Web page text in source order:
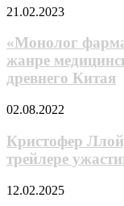
Wars
режим
Conquest
«Монолог
—
и
анонс
в
медицинского
процедурала
сеттинге
21.02.2023
«Монолог
жанре
древнего Китая
Кристофер
наводит
ужас
на
в
02.08.2022
Кристофер
трейлере
Покадровый
12.02.2025